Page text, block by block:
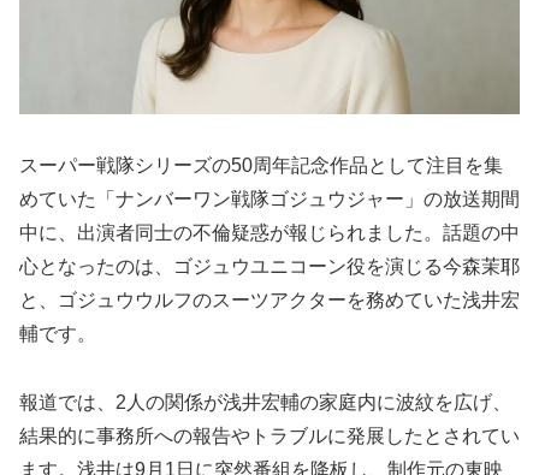
スーパー戦隊シリーズの50周年記念作品として注目を集
めていた「ナンバーワン戦隊ゴジュウジャー」の放送期間
中に、出演者同士の不倫疑惑が報じられました。話題の中
心となったのは、ゴジュウユニコーン役を演じる今森茉耶
と、ゴジュウウルフのスーツアクターを務めていた浅井宏
輔です。
報道では、2人の関係が浅井宏輔の家庭内に波紋を広げ、
結果的に事務所への報告やトラブルに発展したとされてい
ます。浅井は9月1日に突然番組を降板し、制作元の東映